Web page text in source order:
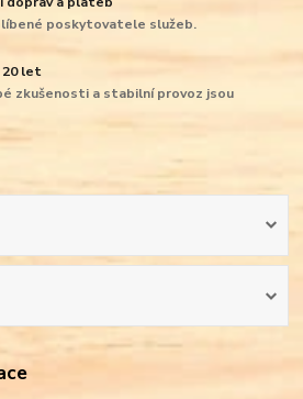
poskytovatele služeb.
20 let
zkušenosti a stabilní provoz jsou